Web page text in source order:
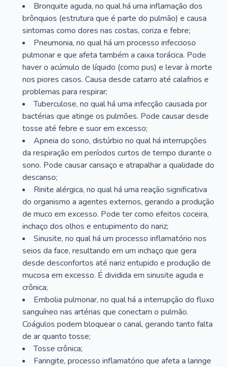
Bronquite aguda, no qual há uma inflamação dos
brônquios (estrutura que é parte do pulmão) e causa
sintomas como dores nas costas, coriza e febre;
Pneumonia, no qual há um processo infeccioso
pulmonar e que afeta também a caixa torácica. Pode
haver o acúmulo de líquido (como pus) e levar à morte
nos piores casos. Causa desde catarro até calafrios e
problemas para respirar;
Tuberculose, no qual há uma infecção causada por
bactérias que atinge os pulmões. Pode causar desde
tosse até febre e suor em excesso;
Apneia do sono, distúrbio no qual há interrupções
da respiração em períodos curtos de tempo durante o
sono. Pode causar cansaço e atrapalhar a qualidade do
descanso;
Rinite alérgica, no qual há uma reação significativa
do organismo a agentes externos, gerando a produção
de muco em excesso. Pode ter como efeitos coceira,
inchaço dos olhos e entupimento do nariz;
Sinusite, no qual há um processo inflamatório nos
seios da face, resultando em um inchaço que gera
desde desconfortos até nariz entupido e produção de
mucosa em excesso. É dividida em sinusite aguda e
crônica;
Embolia pulmonar, no qual há a interrupção do fluxo
sanguíneo nas artérias que conectam o pulmão.
Coágulos podem bloquear o canal, gerando tanto falta
de ar quanto tosse;
Tosse crônica;
Faringite, processo inflamatório que afeta a laringe